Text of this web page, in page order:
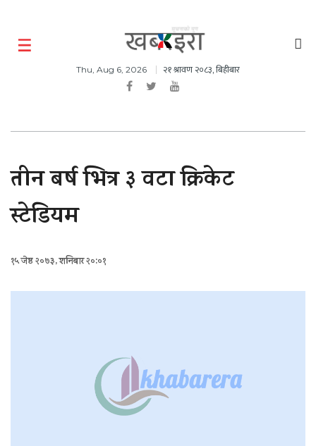
Thu, Aug 6, 2026 २१ श्रावण २०८३, बिहीबार
तीन बर्ष भित्र ३ वटा क्रिकेट
स्टेडियम
१५ जेष्ठ २०७३, शनिबार २०:०१